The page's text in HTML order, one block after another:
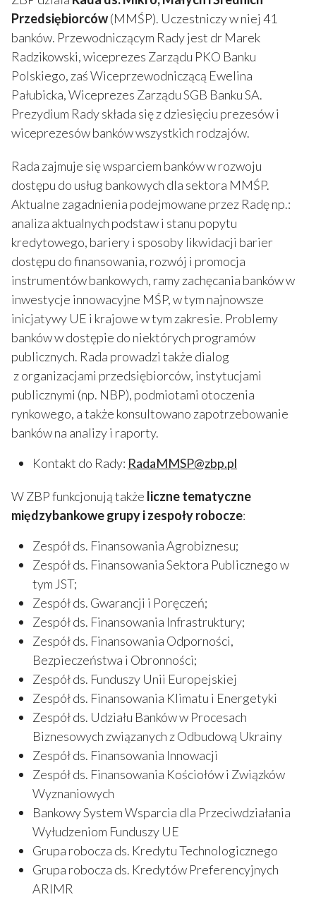
Przedsiębiorców(MMŚP). Uczestniczy w niej 41
banków. Przewodniczącym Rady jest dr Marek
Radzikowski, wiceprezes Zarządu PKO Banku
Polskiego, zaś Wiceprzewodniczącą Ewelina
Pałubicka, Wiceprezes Zarządu SGB Banku SA.
Prezydium Rady składa się z dziesięciu prezesów i
wiceprezesów banków wszystkich rodzajów.
Rada zajmuje się wsparciem banków w rozwoju
dostępu do usług bankowych dla sektora MMŚP.
Aktualne zagadnienia podejmowane przez Radę np.:
analiza aktualnych podstaw i stanu popytu
kredytowego, bariery i sposoby likwidacji barier
dostępu do finansowania, rozwój i promocja
instrumentów bankowych, ramy zachęcania banków w
inwestycje innowacyjne MŚP, w tym najnowsze
inicjatywy UE i krajowe w tym zakresie. Problemy
banków w dostępie do niektórych programów
publicznych. Rada prowadzi także dialog
z organizacjami przedsiębiorców, instytucjami
publicznymi (np. NBP), podmiotami otoczenia
rynkowego, a także konsultowano zapotrzebowanie
banków na analizy i raporty.
Kontakt do Rady: RadaMMSP@zbp.pl
W ZBP funkcjonują także liczne tematyczne
międzybankowe grupy i zespoły robocze:
Zespół ds. Finansowania Agrobiznesu;
Zespół ds. Finansowania Sektora Publicznego w
tym JST;
Zespół ds. Gwarancji i Poręczeń;
Zespół ds. Finansowania Infrastruktury;
Zespół ds. Finansowania Odporności,
Bezpieczeństwa i Obronności;
Zespół ds. Funduszy Unii Europejskiej
Zespół ds. Finansowania Klimatu i Energetyki
Zespół ds. Udziału Banków w Procesach
Biznesowych związanych z Odbudową Ukrainy
Zespół ds. Finansowania Innowacji
Zespół ds. Finansowania Kościołów i Związków
Wyznaniowych
Bankowy System Wsparcia dla Przeciwdziałania
Wyłudzeniom Funduszy UE
Grupa robocza ds. Kredytu Technologicznego
Grupa robocza ds. Kredytów Preferencyjnych
ARIMR